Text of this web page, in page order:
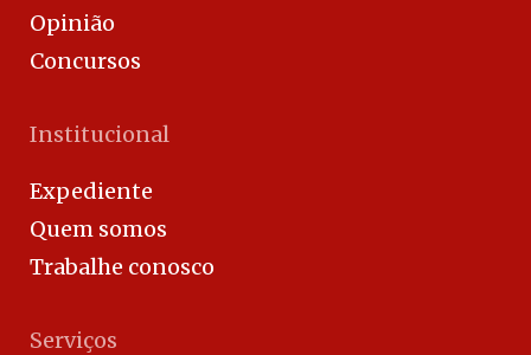
Opinião
Concursos
Institucional
Expediente
Quem somos
Trabalhe conosco
Serviços